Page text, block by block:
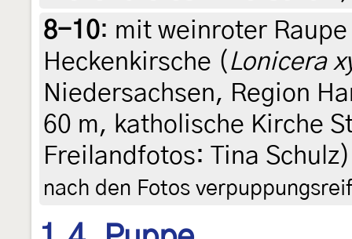
8-10: mit weinroter
Heckenkirsche ( Lonicera
Niedersachsen, Region
60 m, katholische Kirche
Freilandfotos: Tina
nach den Fotos